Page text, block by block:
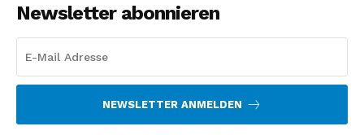
Newsletter abonnieren
NEWSLETTER ANMELDEN